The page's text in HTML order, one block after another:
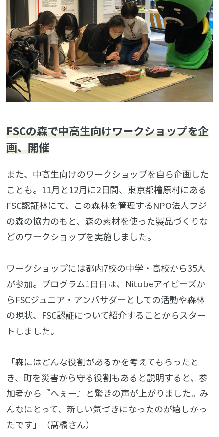
FSCの森で中高生向けワークショップを企
画、開催
また、中高生向けのワークショップを自ら企画した
ことも。11月と12月に2日間、東京都檜原村にある
FSC認証林にて、この森林を管理するNPO法人フジ
の森の協力のもと、森の素材を使った製品づくりな
どのワークショップを実施しました。
ワークショップには都内7校の中学・高校から35人
が参加。プログラム1日目は、Nitobeアイビーズか
らFSCジュニア・アンバサダーとしての活動や森林
の現状、FSC認証について紹介することからスター
トしました。
「森にはどんな役割があるかを考えてもらったと
き、町を災害から守る役割もあると説明すると、参
加者から『へぇー』と驚きの声が上がりました。み
んなにとって、新しい気づきになったのが嬉しかっ
たです」（髙橋さん）